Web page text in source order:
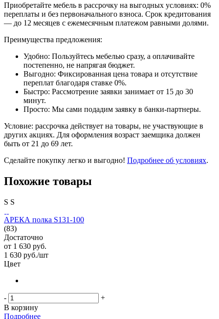
Приобретайте мебель в рассрочку на выгодных условиях: 0%
переплаты и без первоначального взноса. Срок кредитования
— до 12 месяцев с ежемесячным платежом равными долями.
Преимущества предложения:
Удобно: Пользуйтесь мебелью сразу, а оплачивайте
постепенно, не напрягая бюджет.
Выгодно: Фиксированная цена товара и отсутствие
переплат благодаря ставке 0%.
Быстро: Рассмотрение заявки занимает от 15 до 30
минут.
Просто: Мы сами подадим заявку в банки-партнеры.
Условие: рассрочка действует на товары, не участвующие в
других акциях. Для оформления возраст заемщика должен
быть от 21 до 69 лет.
Сделайте покупку легко и выгодно! Подробнее об условиях.
Похожие товары
S S
АРЕКА полка S131-100
(83)
Достаточно
от 1 630 руб.
1 630 руб./шт
Цвет
-
+
В корзину
Подробнее